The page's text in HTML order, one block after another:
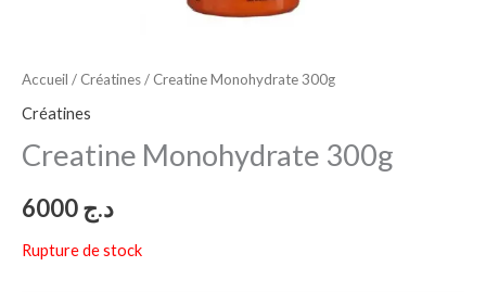
Accueil / Créatines/ Creatine Monohydrate 300g
Créatines
Creatine Monohydrate 300g
د.ج
Rupture de stock